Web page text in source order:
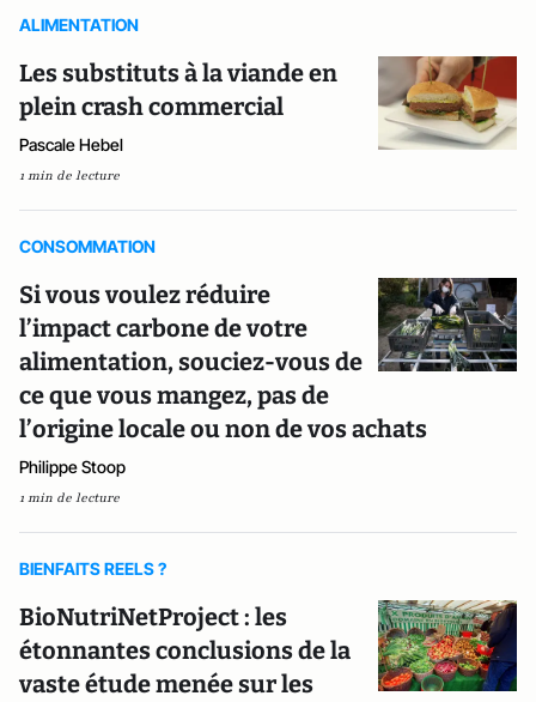
ALIMENTATION
Les substituts à la viande en
plein crash commercial
Pascale Hebel
1 min de lecture
CONSOMMATION
Si vous voulez réduire
l’impact carbone de votre
alimentation, souciez-vous de
ce que vous mangez, pas de
l’origine locale ou non de vos achats
Philippe Stoop
1 min de lecture
BIENFAITS REELS ?
BioNutriNetProject : les
étonnantes conclusions de la
vaste étude menée sur les